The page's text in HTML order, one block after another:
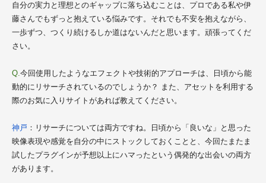
自分の実力と理想とのギャップに落ち込むことは、プロである私や伊
藤さんでもずっと抱えている悩みです。それでも不安を抱えながら、
一歩ずつ、つくり続けるしか道はないんだと思います。頑張ってくだ
さい。
Q.今回使用したようなエフェクトや技術的アプローチは、日頃から能
動的にリサーチされているのでしょうか？ また、アセットを利用する
際のお気に入りサイトがあれば教えてください。
神戸 ：リサーチについては両方ですね。日頃から「良いな」と思った
映像表現や感覚を自分の中にストックしておくことと、今回たまたま
試したプラグインが予想以上にハマったという偶発的な出会いの両方
があります。